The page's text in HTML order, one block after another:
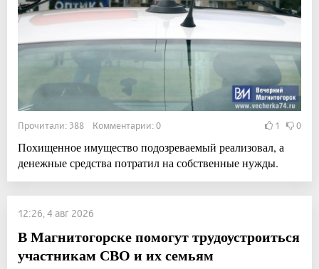
Прочитали: 388 Комментарии: 0 1 0
Похищенное имущество подозреваемый реализовал, а
денежные средства потратил на собственные нужды.
12:26, 4 авг 2026
В Магнитогорске помогут трудоустроиться
участникам СВО и их семьям